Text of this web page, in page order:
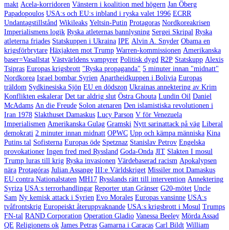
makt Acela-korridoren Vänstern i koalition med högern Jan Öberg
Papadopoulos USA:s och EU:s inbland i ryska valet 1996 ECRR
Undantagstillstånd Wikileaks Yeltsin-Putin Protagoras Nordkoreakrisen
Imperialismens logik Ryska atleternas bannlysning Sergei Skripal Ryska
atleterna friades Statskuppen i Ukraina IPE Alvin A. Snyder Obama en
krigsförbrytare Häxjakten mot Trump Warren-kommissionen Amerikanska
baser=Vasallstat Västvärldens vampyrer Politisk dygd R2P Statskupp Alexis
Tsipras Europas krigsbrott "Ryska propaganda" 5 minuter innan "midnatt"
Nordkorea Israel bombar Syrien Apartheidkuppen i Bolivia Europas
träldom Sydkinesiska Sjön EU en dödszon Ukrainas annektering av Krim
Konflikten eskalerar Det tar aldrig slut Östra Ghouta Lundin Oil Daniel
McAdams An die Freude Solon atenaren Den islamistiska revolutionen i
Iran 1978 Slakthuset Damaskus Lucy Parson V för Venezuela
Imperialismen Amerikanska Gulag Gramski Nytt sarinattack på väg Liberal
demokrati 2 minuter innan midnatt OPWC Upp och kämpa människa Kina
Putins tal Sofisterna Europas öde Spetznaz Stanislav Petrov Engelska
provokationer Ingen fred med Ryssland Goda-Onda JIT Slakten I mosul
Trump luras till krig Ryska invasionen Värdebaserad racism Apokalypsen
nära Protagóras Julian Assange III:e Världskriget Missiler mot Damaskus
EU contra Nationalstaten MH17 Rysslands rätt till intervention Annektering
Syriza USA:s terrorhandlingar Reporter utan Gränser G20-mötet Uncle
Sam Ny kemisk attack i Syrien Evo Morales Europas vansinne USA:s
tvåfrontskrig Europeiskt återuppvaknande USA:s krigsbrott i Mosul Trumps
FN-tal RAND Corporation Operation Gladio Vanessa Beeley Mörda Assad
QE Religionens ok James Petras Gamarna i Caracas Carl Bildt William